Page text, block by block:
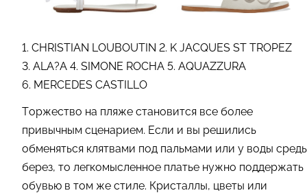
1. CHRISTIAN LOUBOUTIN 2. K JACQUES ST TROPEZ
3. ALA?A 4. SIMONE ROCHA 5. AQUAZZURA
6. MERCEDES CASTILLO
Торжество на пляже становится все более
привычным сценарием. Если и вы решились
обменяться клятвами под пальмами или у воды средь
берез, то легкомысленное платье нужно поддержать
обувью в том же стиле. Кристаллы, цветы или